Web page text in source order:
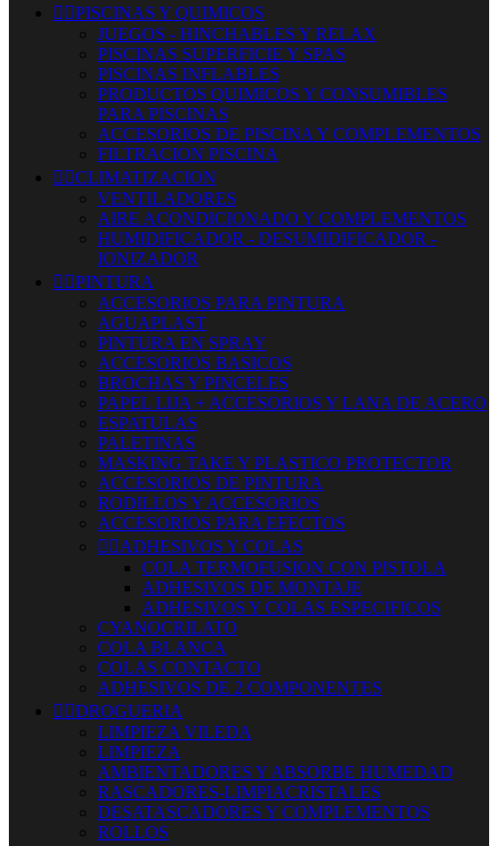
 PISCINAS Y QUIMICOS
JUEGOS - HINCHABLES Y RELAX
PISCINAS SUPERFICIE Y SPAS
PISCINAS INFLABLES
PRODUCTOS QUIMICOS Y CONSUMIBLES
PARA PISCINAS
ACCESORIOS DE PISCINA Y COMPLEMENTOS
FILTRACION PISCINA
 CLIMATIZACION
VENTILADORES
AIRE ACONDICIONADO Y COMPLEMENTOS
HUMIDIFICADOR - DESUMIDIFICADOR -
IONIZADOR
 PINTURA
ACCESORIOS PARA PINTURA
AGUAPLAST
PINTURA EN SPRAY
ACCESORIOS BASICOS
BROCHAS Y PINCELES
PAPEL LIJA + ACCESORIOS Y LANA DE ACERO
ESPATULAS
PALETINAS
MASKING TAKE Y PLASTICO PROTECTOR
ACCESORIOS DE PINTURA
RODILLOS Y ACCESORIOS
ACCESORIOS PARA EFECTOS
 ADHESIVOS Y COLAS
COLA TERMOFUSION CON PISTOLA
ADHESIVOS DE MONTAJE
ADHESIVOS Y COLAS ESPECIFICOS
CYANOCRILATO
COLA BLANCA
COLAS CONTACTO
ADHESIVOS DE 2 COMPONENTES
 DROGUERIA
LIMPIEZA VILEDA
LIMPIEZA
AMBIENTADORES Y ABSORBE HUMEDAD
RASCADORES-LIMPIACRISTALES
DESATASCADORES Y COMPLEMENTOS
ROLLOS